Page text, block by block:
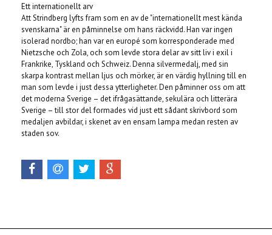
Ett internationellt arv
Att Strindberg lyfts fram som en av de "internationellt mest kända
svenskarna" är en påminnelse om hans räckvidd. Han var ingen
isolerad nordbo; han var en europé som korresponderade med
Nietzsche och Zola, och som levde stora delar av sitt liv i exil i
Frankrike, Tyskland och Schweiz. Denna silvermedalj, med sin
skarpa kontrast mellan ljus och mörker, är en värdig hyllning till en
man som levde i just dessa ytterligheter. Den påminner oss om att
det moderna Sverige – det ifrågasättande, sekulära och litterära
Sverige – till stor del formades vid just ett sådant skrivbord som
medaljen avbildar, i skenet av en ensam lampa medan resten av
staden sov.